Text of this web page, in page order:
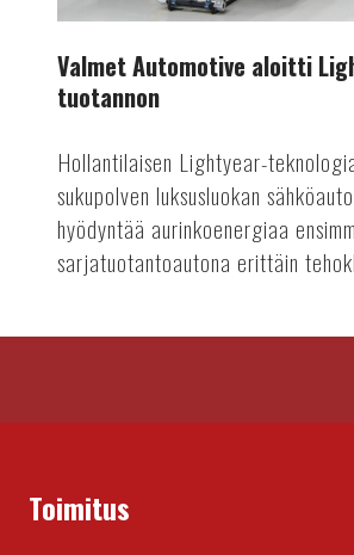
Valmet Automotive aloitti
tuotannon
Hollantilaisen Lightyear-
sukupolven luksusluokan
hyödyntää aurinkoenergiaa
sarjatuotantoautona erittäin
Toimitus